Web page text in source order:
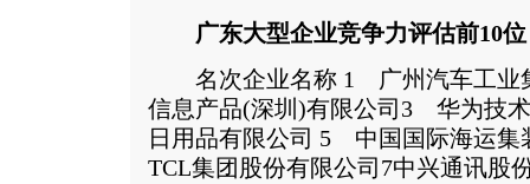
广东大型企业竞争力评估前10位
名次企业名称 1 广州汽车工业
信息产品(深圳)有限公司3 华为技
日用品有限公司 5 中国国际海运
TCL集团股份有限公司7中兴通讯